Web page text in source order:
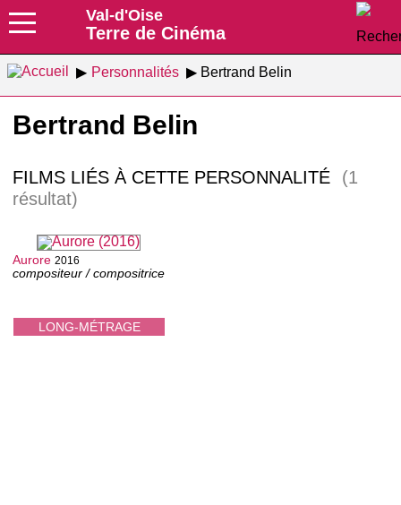
Val-d'Oise
Terre de Cinéma
Personnalités Bertrand Belin
Bertrand Belin
FILMS LIÉS À CETTE PERSONNALITÉ
(1
résultat)
LONG-MÉTRAGE
Aurore 2016
compositeur / compositrice